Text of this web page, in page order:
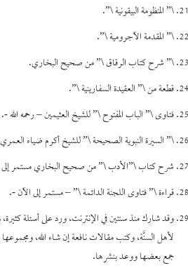
\” المنظومة البيقونية \”.
\” المقدمة الآجرومية \”.
\” شرح كتاب الرقاق \” من صحيح البخاري.
قطعة من \” العقيدة السفارينية \”.
فتاوى \” الباب المفتوح \” للشيخ العثيمين – رحمه الله -.
\” السيرة النبوية الصحيحة \” للشيخ أكرم ضياء
شرح كتاب \”الأدب \” من صحيح البخاري مستمر إلى
قراءة \” فتاوى اللجنة الدائمة \” – مستمر إلى الآن -.
وقد شارك منذ سنتين في الإنترنت، ورد على أسئلة
لأهل السنَّة، وكتب مقالات نافعة إن شاء الله،
جمع بعضها ووعد بنشرها.